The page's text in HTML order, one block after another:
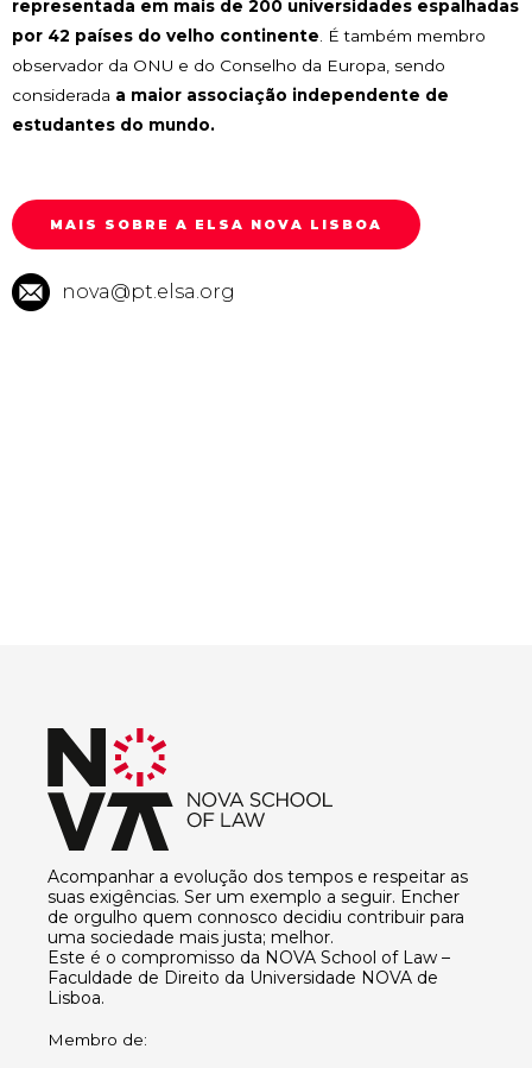
representada em mais de 200 universidades espalhadas
por 42 países do velho continente. É também membro
observador da ONU e do Conselho da Europa, sendo
considerada a maior associação independente de
estudantes do mundo.
MAIS SOBRE A ELSA NOVA LISBOA
nova@pt.elsa.org
Acompanhar a evolução dos tempos e respeitar as
suas exigências. Ser um exemplo a seguir. Encher
de orgulho quem connosco decidiu contribuir para
uma sociedade mais justa; melhor.
Este é o compromisso da NOVA School of Law –
Faculdade de Direito da Universidade NOVA de
Lisboa.
Membro de: